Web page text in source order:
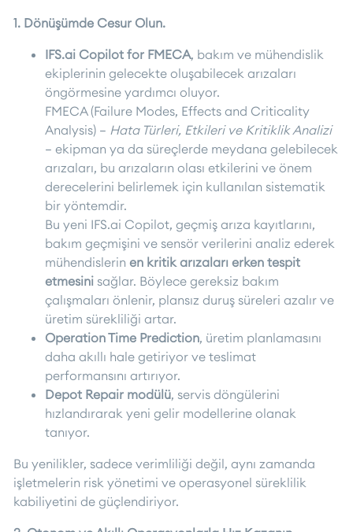
1. Dönüşümde Cesur Olun.
IFS.ai Copilot for FMECA, bakım ve mühendislik
ekiplerinin gelecekte oluşabilecek arızaları
öngörmesine yardımcı oluyor.
FMECA (Failure Modes, Effects and Criticality
Analysis) – Hata Türleri, Etkileri ve Kritiklik Analizi
– ekipman ya da süreçlerde meydana gelebilecek
arızaları, bu arızaların olası etkilerini ve önem
derecelerini belirlemek için kullanılan sistematik
bir yöntemdir.
Bu yeni IFS.ai Copilot, geçmiş arıza kayıtlarını,
bakım geçmişini ve sensör verilerini analiz ederek
mühendislerin en kritik arızaları erken tespit
etmesini sağlar. Böylece gereksiz bakım
çalışmaları önlenir, plansız duruş süreleri azalır ve
üretim sürekliliği artar.
Operation Time Prediction, üretim planlamasını
daha akıllı hale getiriyor ve teslimat
performansını artırıyor.
Depot Repair modülü, servis döngülerini
hızlandırarak yeni gelir modellerine olanak
tanıyor.
Bu yenilikler, sadece verimliliği değil, aynı zamanda
işletmelerin risk yönetimi ve operasyonel süreklilik
kabiliyetini de güçlendiriyor.